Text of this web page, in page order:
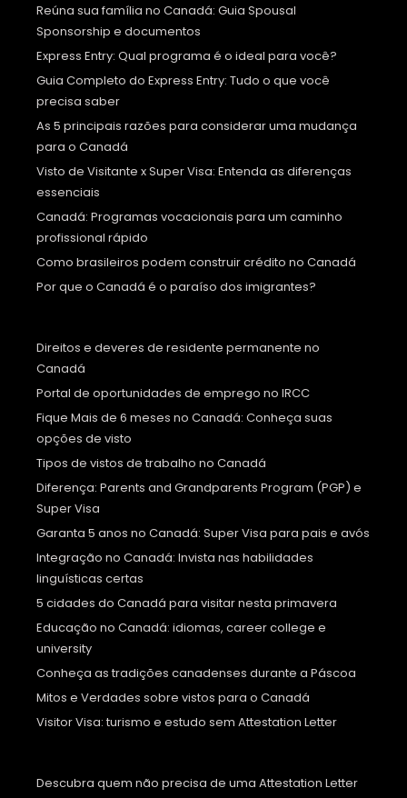
Reúna sua família no Canadá: Guia Spousal
Sponsorship e documentos
Express Entry: Qual programa é o ideal para você?
Guia Completo do Express Entry: Tudo o que você
precisa saber
As 5 principais razões para considerar uma mudança
para o Canadá
Visto de Visitante x Super Visa: Entenda as diferenças
essenciais
Canadá: Programas vocacionais para um caminho
profissional rápido
Como brasileiros podem construir crédito no Canadá
Por que o Canadá é o paraíso dos imigrantes?
Direitos e deveres de residente permanente no
Canadá
Portal de oportunidades de emprego no IRCC
Fique Mais de 6 meses no Canadá: Conheça suas
opções de visto
Tipos de vistos de trabalho no Canadá
Diferença: Parents and Grandparents Program (PGP) e
Super Visa
Garanta 5 anos no Canadá: Super Visa para pais e avós
Integração no Canadá: Invista nas habilidades
linguísticas certas
5 cidades do Canadá para visitar nesta primavera
Educação no Canadá: idiomas, career college e
university
Conheça as tradições canadenses durante a Páscoa
Mitos e Verdades sobre vistos para o Canadá
Visitor Visa: turismo e estudo sem Attestation Letter
Descubra quem não precisa de uma Attestation Letter